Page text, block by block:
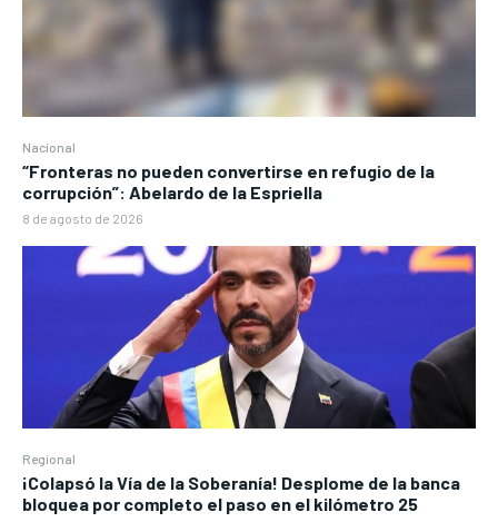
Nacional
“Fronteras no pueden convertirse en refugio de la
corrupción”: Abelardo de la Espriella
8 de agosto de 2026
Regional
¡Colapsó la Vía de la Soberanía! Desplome de la banca
bloquea por completo el paso en el kilómetro 25